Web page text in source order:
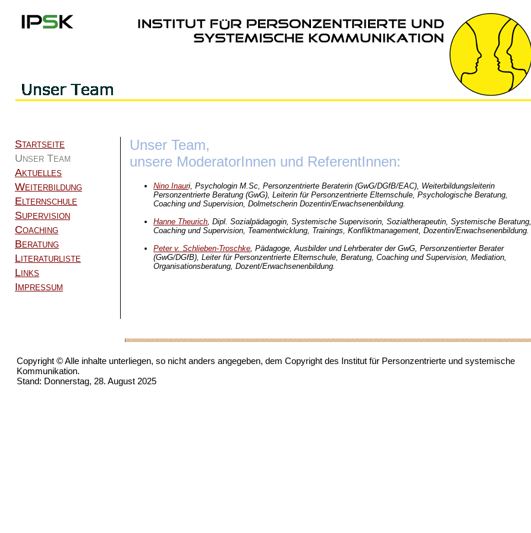
Startseite
Unser Team
Aktuelles
Weiterbildung
Elternschule
Supervision
Coaching
Beratung
Literaturliste
Links
Impressum
Unser Team,
unsere ModeratorInnen und ReferentInnen:
Nino Inauri, Psychologin M.Sc, Personzentrierte Beraterin (GwG/DGfB/EAC), Weiterbildungsleiterin
Personzentrierte Beratung (GwG), Leiterin für Personzentrierte Elternschule, Psychologische Beratung,
Coaching und Supervision, Dolmetscherin Dozentin/Erwachsenenbildung.
Hanne Theurich, Dipl. Sozialpädagogin, Systemische Supervisorin, Sozialtherapeutin, Systemische Beratung,
Coaching und Supervision, Teamentwicklung, Trainings, Konfliktmanagement, Dozentin/Erwachsenenbildung.
Peter v. Schlieben-Troschke, Pädagoge, Ausbilder und Lehrberater der GwG, Personzentierter Berater
(GwG/DGfB), Leiter für Personzentrierte Elternschule, Beratung, Coaching und Supervision, Mediation,
Organisationsberatung, Dozent/Erwachsenenbildung.
Copyright © Alle inhalte unterliegen, so nicht anders angegeben, dem Copyright des Institut für Personzentrierte und systemische
Kommunikation.
Stand: Donnerstag, 28. August 2025